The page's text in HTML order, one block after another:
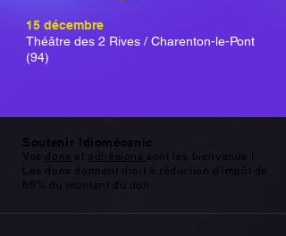
15 décembre
Théâtre des 2 Rives / Charenton-le-Pont
(94)
Soutenir Idiomécanic
Vos dons et adhésions sont les bienvenus !
Les dons donnent droit à réduction d'impôt de
66% du montant du don.